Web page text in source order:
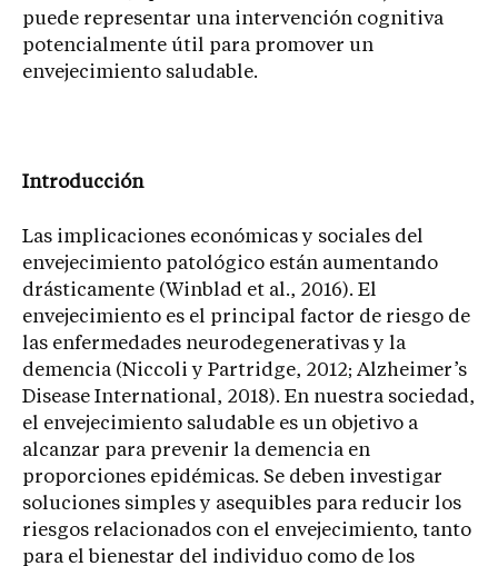
puede representar una intervención cognitiva
potencialmente útil para promover un
envejecimiento saludable.
Introducción
Las implicaciones económicas y sociales del
envejecimiento patológico están aumentando
drásticamente (Winblad et al., 2016). El
envejecimiento es el principal factor de riesgo de
las enfermedades neurodegenerativas y la
demencia (Niccoli y Partridge, 2012; Alzheimer’s
Disease International, 2018). En nuestra sociedad,
el envejecimiento saludable es un objetivo a
alcanzar para prevenir la demencia en
proporciones epidémicas. Se deben investigar
soluciones simples y asequibles para reducir los
riesgos relacionados con el envejecimiento, tanto
para el bienestar del individuo como de los